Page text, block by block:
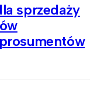
sprzedaży